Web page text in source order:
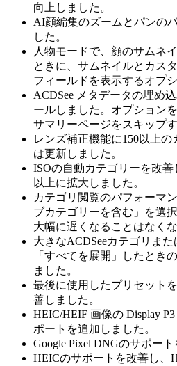
向上しました。
AI顔編集のズームとパンの
した。
人物モードで、顔のサムネ
ときに、サムネイルとカス
フィールドを表示するオプ
ACDSee メタデータの埋め
ールしました。オプション
サマリーページをスキップ
レンズ補正機能に150以上
は更新しました。
ISOの自動カテゴリーを改善
以上に拡大しました。
カテゴリ閲覧のパフォーマ
ブカテゴリーを含む」を選
大幅に遅くなることはなくな
大きなACDSeeカテゴリま
「すべてを展開」したとき
ました。
最後に使用したプリセット
善しました。
HEIC/HEIF 画像の Display
ポートを追加しました。
Google Pixel DNGのサポート
HEICのサポートを改善し、